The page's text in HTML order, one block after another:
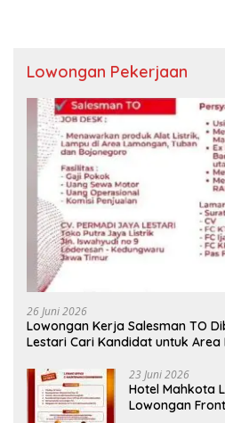
Lowongan Pekerjaan
26 Juni 2026
Lowongan Kerja Salesman TO
Lestari Cari Kandidat untuk Area
23 Juni 2026
Hotel Mahkota
Lowongan